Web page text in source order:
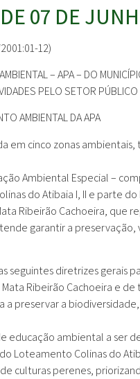
07 DE
12)
– APA – DO
PELO SETOR PÚBLICO
AMBIENTAL DA APA
em cinco zonas
Ambiental Especial –
do Atibaia I, II e parte
Ribeirão Cachoeira,
garantir a
seguintes diretrizes gerais
Ribeirão Cachoeira e
a preservar a
educação ambiental a ser
Loteamento Colinas do
culturas perenes,